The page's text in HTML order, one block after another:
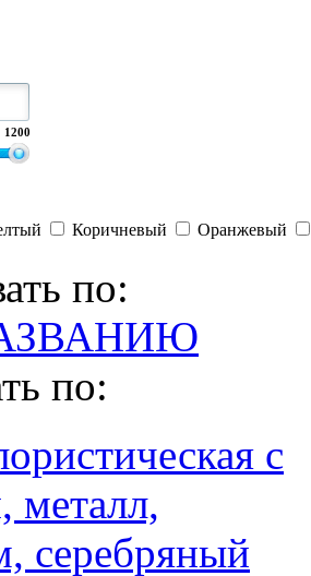
1200
Коричневый Оранжевый
по:
по: